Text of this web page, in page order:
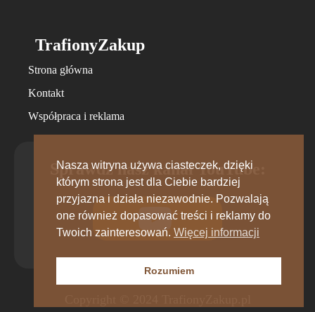
TrafionyZakup
Strona główna
Kontakt
Współpraca i reklama
Sprawdź nasz kanał YouTube:
Nasza witryna używa ciasteczek, dzięki
którym strona jest dla Ciebie bardziej
przyjazna i działa niezawodnie. Pozwalają
one również dopasować treści i reklamy do
Twoich zainteresowań. Więcej informacji
Rozumiem